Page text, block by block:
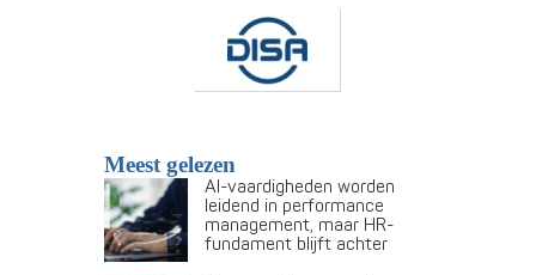
Meest gelezen
AI-vaardigheden worden
leidend in performance
management, maar HR-
fundament blijft achter